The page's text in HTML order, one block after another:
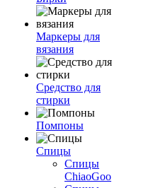
Маркеры для
вязания
Средство для
стирки
Помпоны
Спицы
Спицы
ChiaoGoo